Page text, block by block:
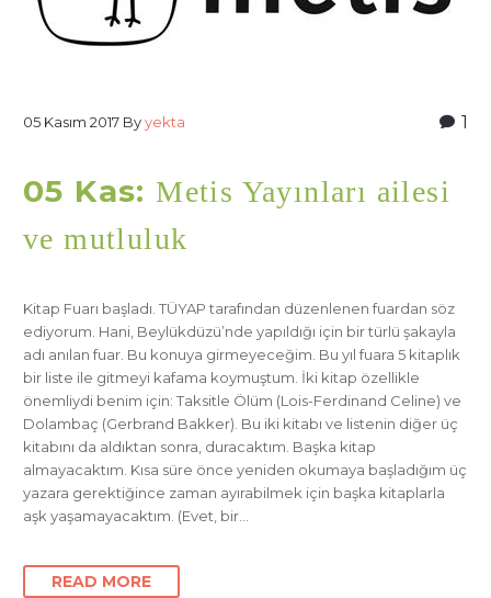
1
05 Kasım 2017 Byyekta
05 Kas:Metis Yayınları ailesi
ve mutluluk
Kitap Fuarı başladı. TÜYAP tarafından düzenlenen fuardan söz
ediyorum. Hani, Beylükdüzü’nde yapıldığı için bir türlü şakayla
adı anılan fuar. Bu konuya girmeyeceğim. Bu yıl fuara 5 kitaplık
bir liste ile gitmeyi kafama koymuştum. İki kitap özellikle
önemliydi benim için: Taksitle Ölüm (Lois-Ferdinand Celine) ve
Dolambaç (Gerbrand Bakker). Bu iki kitabı ve listenin diğer üç
kitabını da aldıktan sonra, duracaktım. Başka kitap
almayacaktım. Kısa süre önce yeniden okumaya başladığım üç
yazara gerektiğince zaman ayırabilmek için başka kitaplarla
aşk yaşamayacaktım. (Evet, bir…
READ MORE